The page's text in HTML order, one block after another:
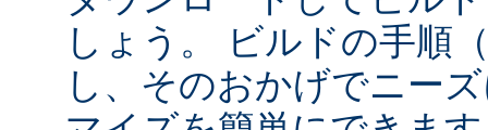
しょう。 ビルドの手順
し、そのおかげでニー